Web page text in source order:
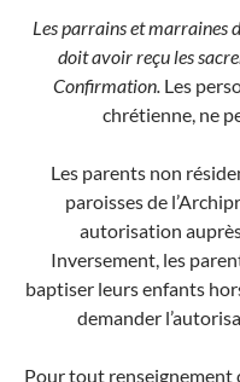
Les parrains et marraines
doit avoir reçu les
Confirmation.Les
chrétienne, ne
Les parents non
paroisses de
autorisation
Inversement, les
baptiser leurs enfants
demander
Pour tout